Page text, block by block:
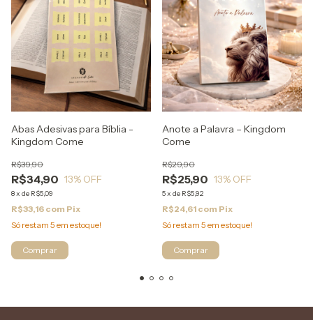
Abas Adesivas para Bíblia -
Kingdom Come
R$34,90
R$39,90
13% OFF
8x de R$5,09
R$33,16 com Pix
Só restam 5 em estoque!
Anote a Palavra – Kingdom
Come
R$25,90
R$29,90
13% OFF
5x de R$5,92
R$24,61 com Pix
Só restam 5 em estoque!